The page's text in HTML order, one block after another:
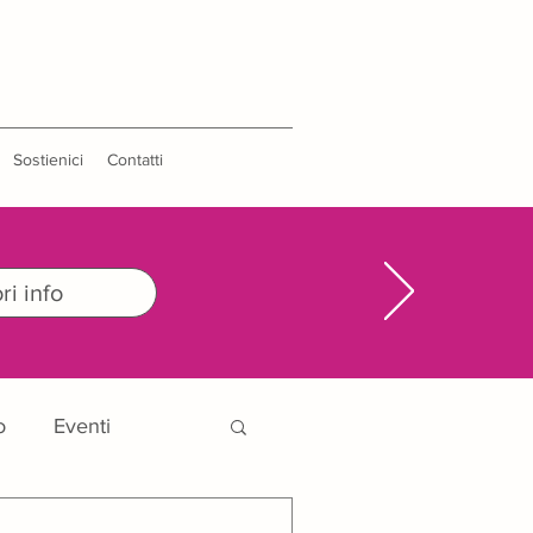
Sostienici Contatti
info
Eventi